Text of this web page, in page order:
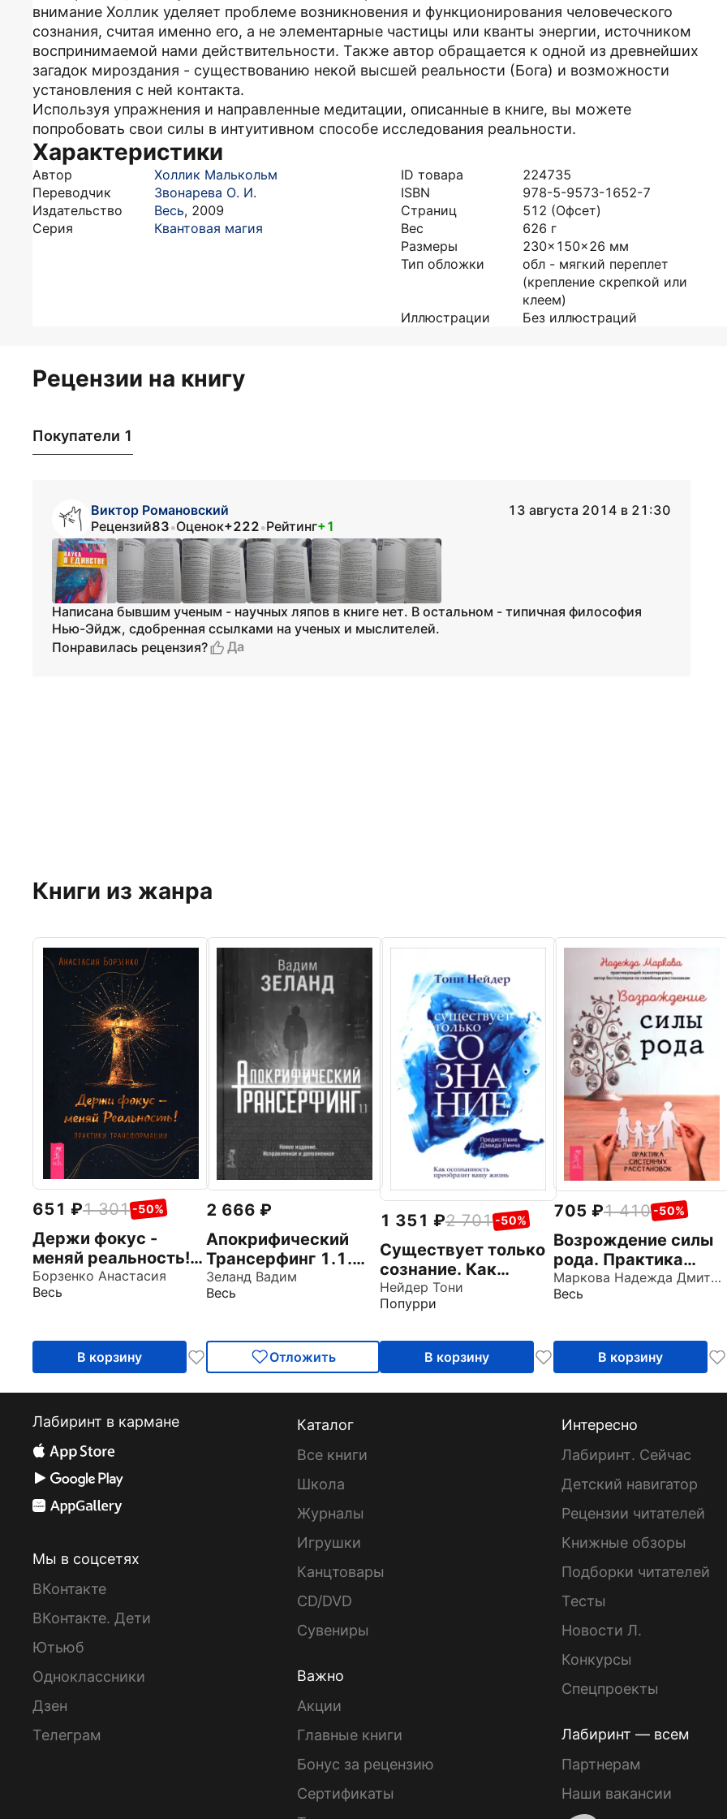
внимание Холлик уделяет проблеме возникновения и функционирования человеческого
сознания, считая именно его, а не элементарные частицы или кванты энергии, источником
воспринимаемой нами действительности. Также автор обращается к одной из древнейших
загадок мироздания - существованию некой высшей реальности (Бога) и возможности
установления с ней контакта.
Используя упражнения и направленные медитации, описанные в книге, вы можете
попробовать свои силы в интуитивном способе исследования реальности.
Характеристики
Автор
Холлик Малькольм
Переводчик
Звонарева О. И.
Издательство
Весь, 2009
Серия
Квантовая магия
ID товара
224735
ISBN
978-5-9573-1652-7
Страниц
512 (Офсет)
Вес
626 г
Размеры
230x150x26 мм
Тип обложки
обл - мягкий переплет
(крепление скрепкой или
клеем)
Иллюстрации
Без иллюстраций
Рецензии на книгу
Покупатели 1
Виктор Романовский
13 августа 2014 в 21:30
Рецензий83•Оценок+222•Рейтинг+1
Написана бывшим ученым - научных ляпов в книге нет. В остальном - типичная философия
Нью-Эйдж, сдобренная ссылками на ученых и мыслителей.
Понравилась рецензия?
Да
Книги из жанра
651 1 301 -50%
Держи фокус -
меняй реальность!
Практики
трансформации
Борзенко Анастасия
Весь
В корзину
2 666
Апокрифический
Трансерфинг 1.1.
Новое издание
Зеланд Вадим
Весь
Отложить
1 351 2 701 -50%
Существует только
сознание. Как
осознанность
преобразит вашу
Нейдер Тони
Попурри
В корзину
705 1 410 -50%
Возрождение силы
рода. Практика
системных
расстановок
Маркова Надежда Дмитриевна
Весь
В корзину
Лабиринт в кармане
Мы в соцсетях
ВКонтакте
ВКонтакте. Дети
Ютьюб
Одноклассники
Дзен
Телеграм
Каталог
Все книги
Школа
Журналы
Игрушки
Канцтовары
CD/DVD
Сувениры
Важно
Акции
Главные книги
Бонус за рецензию
Сертификаты
Интересно
Лабиринт. Сейчас
Детский навигатор
Рецензии читателей
Книжные обзоры
Подборки читателей
Тесты
Новости Л.
Конкурсы
Спецпроекты
Лабиринт — всем
Партнерам
Наши вакансии